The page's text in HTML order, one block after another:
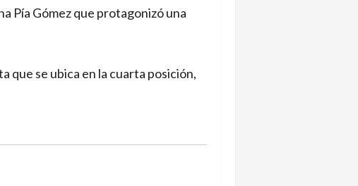
Pía Gómez que protagonizó una
que se ubica en la cuarta posición,